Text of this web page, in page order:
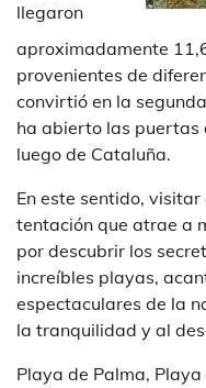
llegaron
aproximadamente
provenientes de
convirtió en la
ha abierto las puertas
luego de Cataluña.
En este sentido,
tentación que atrae a
por descubrir los
increíbles playas,
espectaculares de la
la tranquilidad y al
Playa de Palma,